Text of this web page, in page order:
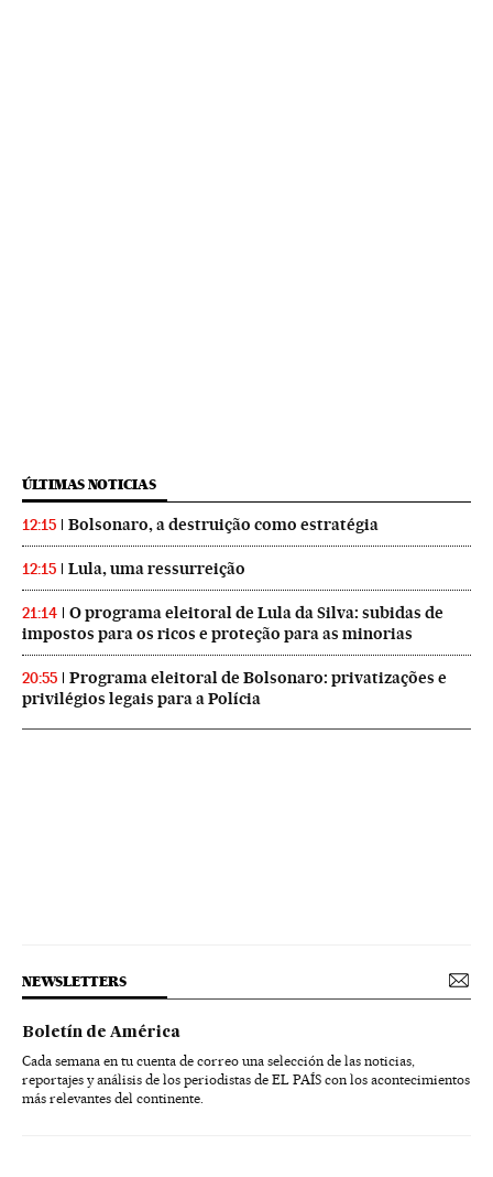
ÚLTIMAS NOTICIAS
12:15 Bolsonaro, a destruição como estratégia
12:15 Lula, uma ressurreição
21:14
O programa eleitoral de Lula da Silva: subidas de
impostos para os ricos e proteção para as minorias
20:55
Programa eleitoral de Bolsonaro: privatizações e
privilégios legais para a Polícia
NEWSLETTERS
Boletín de América
Cada semana en tu cuenta de correo una selección de las noticias,
reportajes y análisis de los periodistas de EL PAÍS con los acontecimientos
más relevantes del continente.